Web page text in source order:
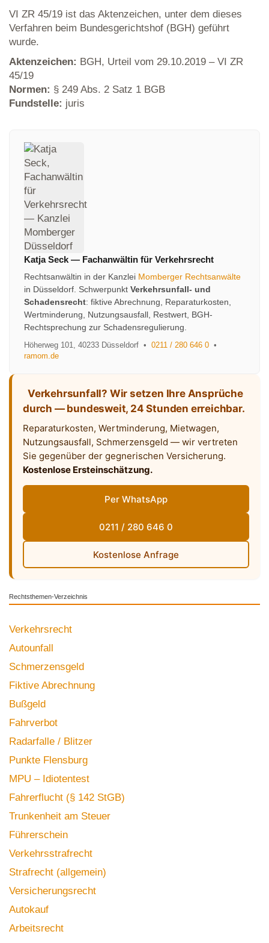
VI ZR 45/19 ist das Aktenzeichen, unter dem dieses
Verfahren beim Bundesgerichtshof (BGH) geführt
wurde.
Aktenzeichen: BGH, Urteil vom 29.10.2019 – VI ZR
45/19
Normen: § 249 Abs. 2 Satz 1 BGB
Fundstelle: juris
Katja Seck — Fachanwältin für Verkehrsrecht
Rechtsanwältin in der Kanzlei Momberger Rechtsanwälte
in Düsseldorf. Schwerpunkt Verkehrsunfall- und
Schadensrecht: fiktive Abrechnung, Reparaturkosten,
Wertminderung, Nutzungsausfall, Restwert, BGH-
Rechtsprechung zur Schadensregulierung.
Höherweg 101, 40233 Düsseldorf • 0211 / 280 646 0 •
ramom.de
Verkehrsunfall? Wir setzen Ihre Ansprüche
durch — bundesweit, 24 Stunden erreichbar.
Reparaturkosten, Wertminderung, Mietwagen,
Nutzungsausfall, Schmerzensgeld — wir vertreten
Sie gegenüber der gegnerischen Versicherung.
Kostenlose Ersteinschätzung.
Per WhatsApp
0211 / 280 646 0
Kostenlose Anfrage
Rechtsthemen-Verzeichnis
Verkehrsrecht
Autounfall
Schmerzensgeld
Fiktive Abrechnung
Bußgeld
Fahrverbot
Radarfalle / Blitzer
Punkte Flensburg
MPU – Idiotentest
Fahrerflucht (§ 142 StGB)
Trunkenheit am Steuer
Führerschein
Verkehrsstrafrecht
Strafrecht (allgemein)
Versicherungsrecht
Autokauf
Arbeitsrecht